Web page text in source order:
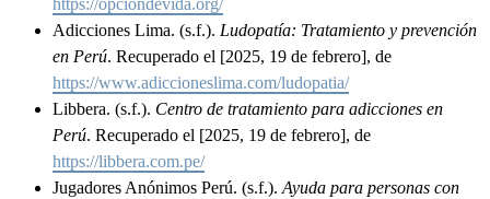
https://opciondevida.org/
Adicciones Lima. (s.f.). Ludopatía: Tratamiento y prevención
en Perú. Recuperado el [2025, 19 de febrero], de
https://www.adiccioneslima.com/ludopatia/
Libbera. (s.f.). Centro de tratamiento para adicciones en
Perú. Recuperado el [2025, 19 de febrero], de
https://libbera.com.pe/
Jugadores Anónimos Perú. (s.f.). Ayuda para personas con